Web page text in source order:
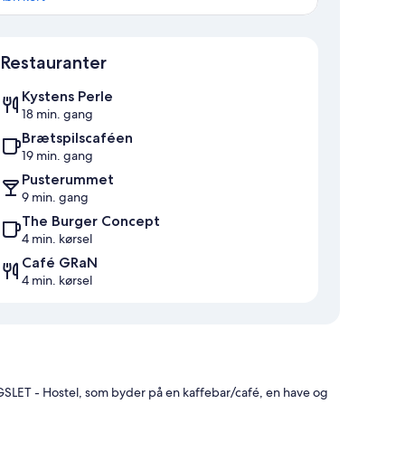
Restauranter
Kystens Perle
18 min. gang
Brætspilscaféen
19 min. gang
Pusterummet
9 min. gang
The Burger Concept
4 min. kørsel
Café GRaN
4 min. kørsel
- Hostel, som byder på en kaffebar/café, en have og